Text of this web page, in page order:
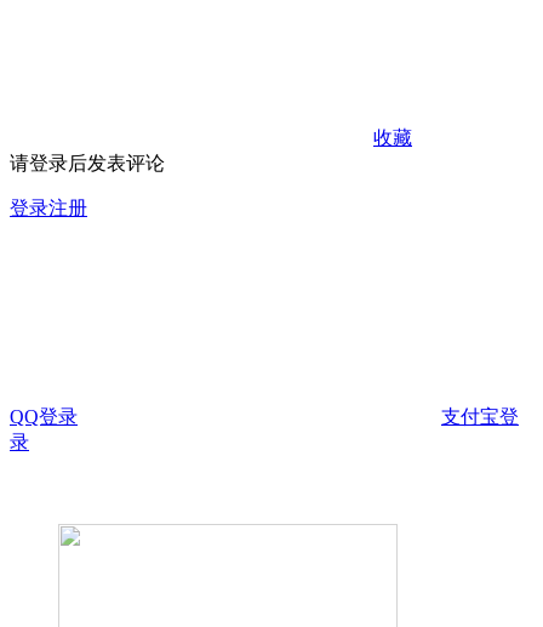
收藏
请登录后发表评论
登录注册
QQ登录
支付宝登
录